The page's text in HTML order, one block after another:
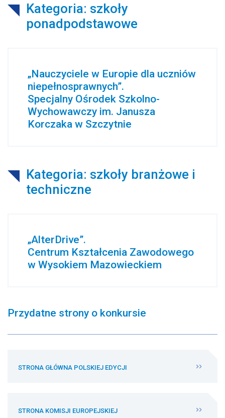
Kategoria: szkoły
ponadpodstawowe
„Nauczyciele w Europie dla uczniów
niepełnosprawnych”.
Specjalny Ośrodek Szkolno-
Wychowawczy im. Janusza
Korczaka w Szczytnie
Kategoria: szkoły branżowe i
techniczne
„AlterDrive”.
Centrum Kształcenia Zawodowego
w Wysokiem Mazowieckiem
Przydatne strony o konkursie
STRONA GŁÓWNA POLSKIEJ EDYCJI
STRONA KOMISJI EUROPEJSKIEJ